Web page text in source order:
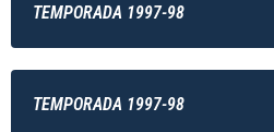
TEMPORADA 1997-98
TEMPORADA 1997-98